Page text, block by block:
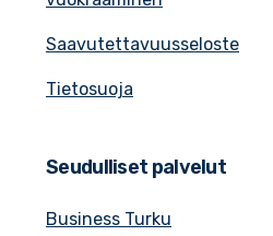
Saavutettavuusseloste
Tietosuoja
Seudulliset palvelut
Business Turku